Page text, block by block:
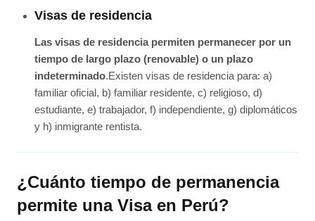
Visas de residencia
Las visas de residencia permiten permanecer por un
tiempo de largo plazo (renovable) o un plazo
indeterminado.Existen visas de residencia para: a)
familiar oficial, b) familiar residente, c) religioso, d)
estudiante, e) trabajador, f) independiente, g) diplomáticos
y h) inmigrante rentista.
¿Cuánto tiempo de permanencia
permite una Visa en Perú?